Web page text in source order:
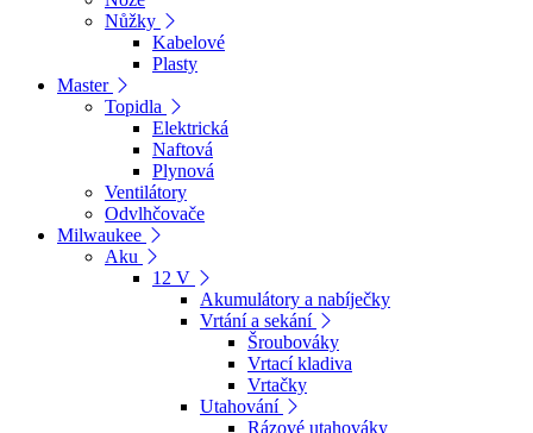
Nůžky
Kabelové
Plasty
Master
Topidla
Elektrická
Naftová
Plynová
Ventilátory
Odvlhčovače
Milwaukee
Aku
12 V
Akumulátory a nabíječky
Vrtání a sekání
Šroubováky
Vrtací kladiva
Vrtačky
Utahování
Rázové utahováky